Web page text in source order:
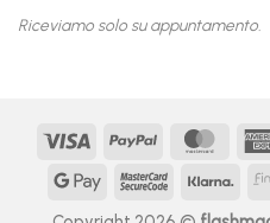
Riceviamo solo su appuntamento.
Visa PayPal
Google MasterCard